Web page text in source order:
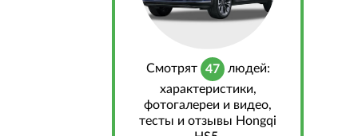
Cмотрят 47 людей:
характеристики,
фотогалереи и видео,
тесты и отзывы Hongqi